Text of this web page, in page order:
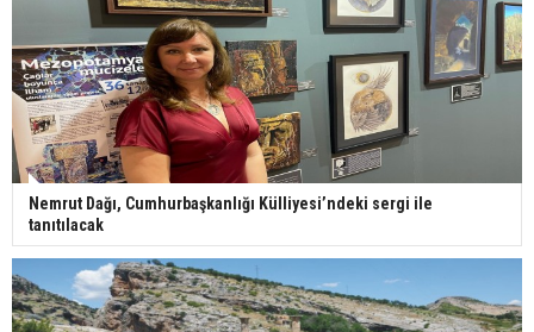
Nemrut Dağı, Cumhurbaşkanlığı Külliyesi’ndeki sergi ile
tanıtılacak